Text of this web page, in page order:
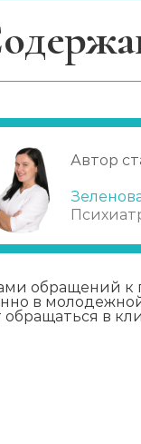
лечения
Этапы лечения
Автор
обращений к
в
обращаться в